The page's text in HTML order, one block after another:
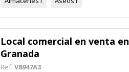
Local comercial en venta en
Granada
Ref. V8947A3